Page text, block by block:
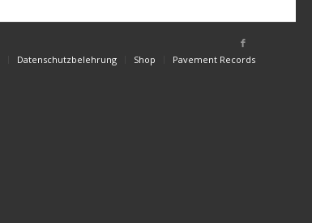
Datenschutzbelehrung Shop Pavement Records